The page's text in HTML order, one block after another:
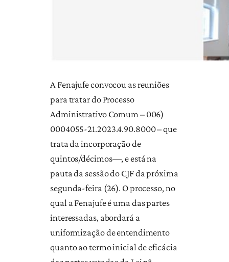
A Fenajufe convocou as reuniões
para tratar do Processo
Administrativo Comum – 006)
0004055-21.2023.4.90.8000 – que
trata da incorporação de
quintos/décimos—, e está na
pauta da sessão do CJF da próxima
segunda-feira (26). O processo, no
qual a Fenajufe é uma das partes
interessadas, abordará a
uniformização de entendimento
quanto ao termo inicial de eficácia